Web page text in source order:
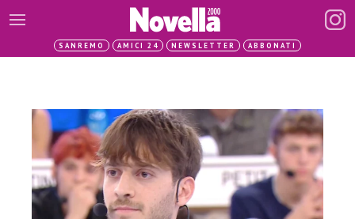
SANREMO AMICI 24 NEWSLETTER ABBONATI